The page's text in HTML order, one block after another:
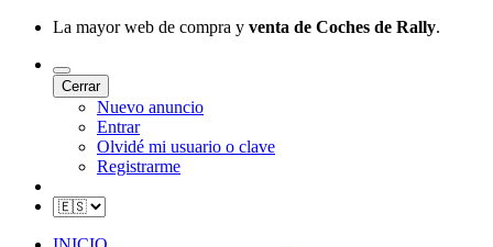
La mayor web de compra y venta de Coches de Rally.
Cerrar
Nuevo anuncio
Entrar
Olvidé mi usuario o clave
Registrarme